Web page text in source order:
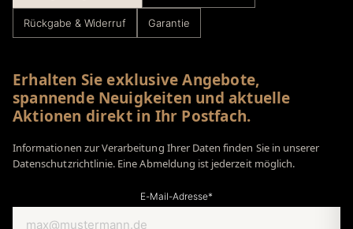
Rückgabe & Widerruf Garantie
Erhalten Sie exklusive Angebote,
spannende Neuigkeiten und aktuelle
Aktionen direkt in Ihr Postfach.
Informationen zur Verarbeitung Ihrer Daten finden Sie in unserer
Datenschutzrichtlinie. Eine Abmeldung ist jederzeit möglich.
E-Mail-Adresse*